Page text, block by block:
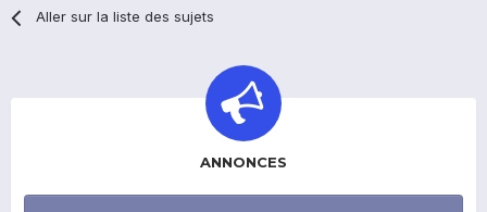
Aller sur la liste des sujets
ANNONCES